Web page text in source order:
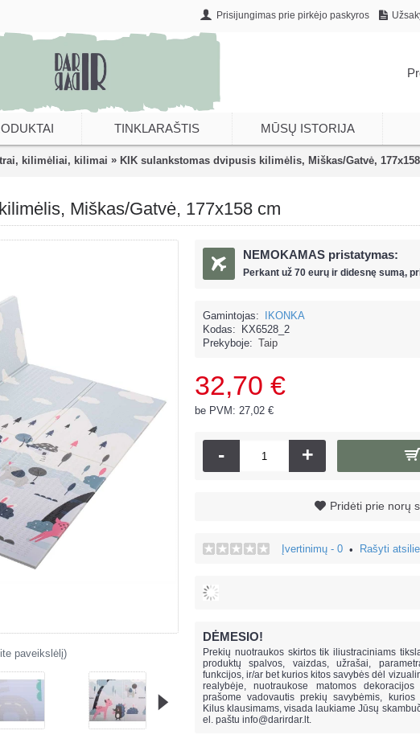
Prisijungimas prie pirkėjo paskyros
TINKLARAŠTIS MŪSŲ ISTORIJA
kilimėliai, kilimai » KIK sulankstomas dvipusis kilimėlis, Miškas/Gatvė,
Miškas/Gatvė, 177x158 cm
paveikslėlį)
NEMOKAMAS pristatymas:
Perkant už 70 eurų ir didesnę sumą,
Gamintojas:
IKONKA
Kodas:
KX6528_2
Prekyboje: Taip
32,70 €
be PVM: 27,02 €
- +
Pridėti prie norų
Įvertinimų - 0 • Rašyti
DĖMESIO!
Prekių nuotraukos skirtos tik iliustraciniams
produktų spalvos, vaizdas, užrašai,
funkcijos, ir/ar bet kurios kitos savybės dėl
realybėje, nuotraukose matomos
prašome vadovautis prekių savybėmis,
Kilus klausimams, visada laukiame Jūsų
el. paštu info@darirdar.lt.